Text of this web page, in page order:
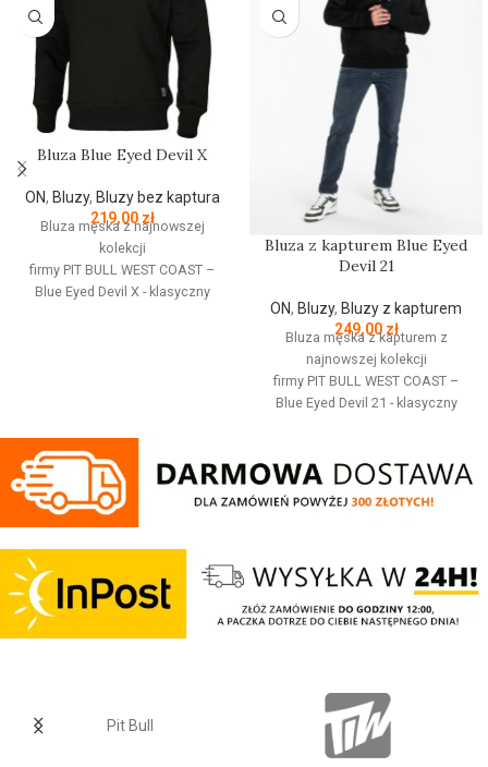
Bluza Blue Eyed Devil X
ON, Bluzy, Bluzy bez kaptura
219,00 zł
Bluza męska z najnowszej
kolekcji
firmy PIT BULL WEST COAST –
Blue Eyed Devil X - klasyczny
ściągacze na rękawach oraz u
dołu bluzy - żebrowany kołnierz -
ściągacze rękawów dodatkowo
posiadają otwory na kciuk - od
wewnętrznej strony lamówka przy
karku chroniąca przed otarciami -
silikonowa kwadratowa naszywka
na lewym rękawie z logo marki Pit
Bull - duży nadruk na plecach oraz
mniejszy na klatce piersiowej -
trwałe - skład materiału: 80%
Bluza z kapturem Blue Eyed
Devil 21
ON, Bluzy, Bluzy z kapturem
249,00 zł
Bluza męska z kapturem z
najnowszej kolekcji
firmy PIT BULL WEST COAST –
Blue Eyed Devil 21 - klasyczny
bawełny 400 gr/m2 - tkanina od
wewnętrznej strony jest
szczotkowana i przyjemna w
dołu bluzy - regulacja kaptura za
pomocą szerokiego sznurka z
metalowym wykończeniem -
na lewym rękawie silikonowa
naszywka z logo marki - duża
przednia kieszeń typu kangurka -
Pit Bull